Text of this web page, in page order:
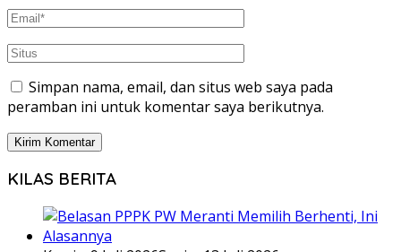
Simpan nama, email, dan situs web saya pada
peramban ini untuk komentar saya berikutnya.
KILAS BERITA